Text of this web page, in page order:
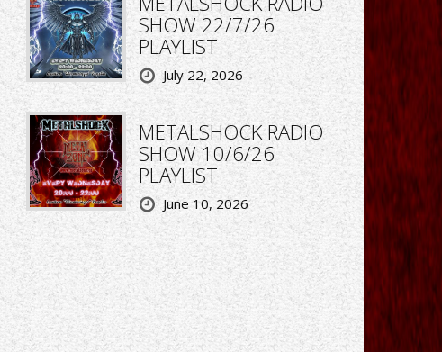
SHOW 22/7/26
PLAYLIST
July 22, 2026
METALSHOCK RADIO
SHOW 10/6/26
PLAYLIST
June 10, 2026